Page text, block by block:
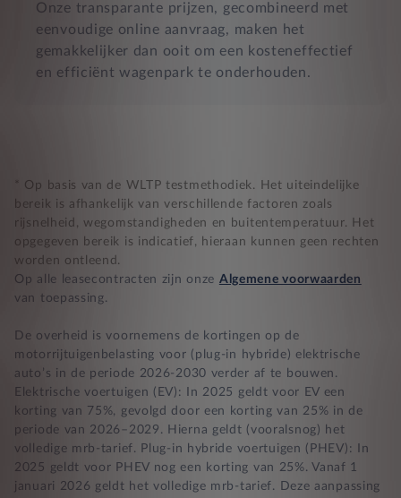
Onze transparante prijzen, gecombineerd met
eenvoudige online aanvraag, maken het
gemakkelijker dan ooit om een kosteneffectief
en efficiënt wagenpark te onderhouden.
* Op basis van de WLTP testmethodiek. Het uiteindelijke
bereik is afhankelijk van verschillende factoren zoals
rijsnelheid, wegomstandigheden en buitentemperatuur. Het
opgegeven bereik is indicatief, hieraan kunnen geen rechten
worden ontleend.
Op alle leasecontracten zijn onze Algemene voorwaarden
van toepassing.
De overheid is voornemens de kortingen op de
motorrijtuigenbelasting voor (plug-in hybride) elektrische
auto’s in de periode 2026-2030 verder af te bouwen.
Elektrische voertuigen (EV): In 2025 geldt voor EV een
korting van 75%, gevolgd door een korting van 25% in de
periode van 2026–2029. Hierna geldt (vooralsnog) het
volledige mrb-tarief. Plug-in hybride voertuigen (PHEV): In
2025 geldt voor PHEV nog een korting van 25%. Vanaf 1
januari 2026 geldt het volledige mrb-tarief. Deze aanpassing